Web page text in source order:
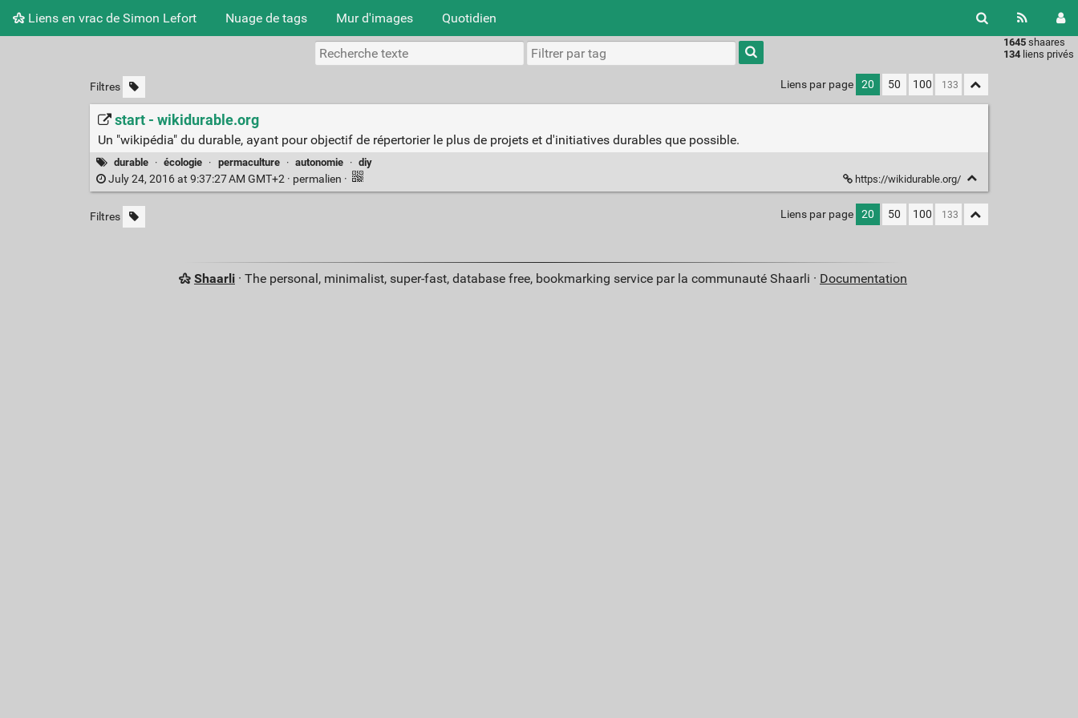
Liens en vrac de Simon Lefort Nuage de tags Mur d'images Quotidien
1645 shaares
134 liens privés
Type 1 or
more
characters
results.
Filtres Liens par page 20 50 100
start - wikidurable.org
Un "wikipédia" du durable, ayant pour objectif de répertorier le plus de projets et d'initiatives durables que possible.
durable · écologie · permaculture · autonomie · diy
July 24, 2016 at 9:37:27 AM GMT+2 · permalien · https://wikidurable.org/
Filtres Liens par page 20 50 100
Shaarli· The personal, minimalist, super-fast, database free, bookmarking service par la communauté Shaarli · Documentation